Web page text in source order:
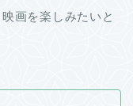
画を楽しみたいと